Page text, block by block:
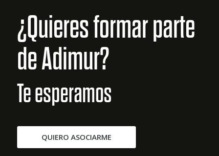
¿Quieres formar parte
de Adimur?
Te esperamos
QUIERO ASOCIARME